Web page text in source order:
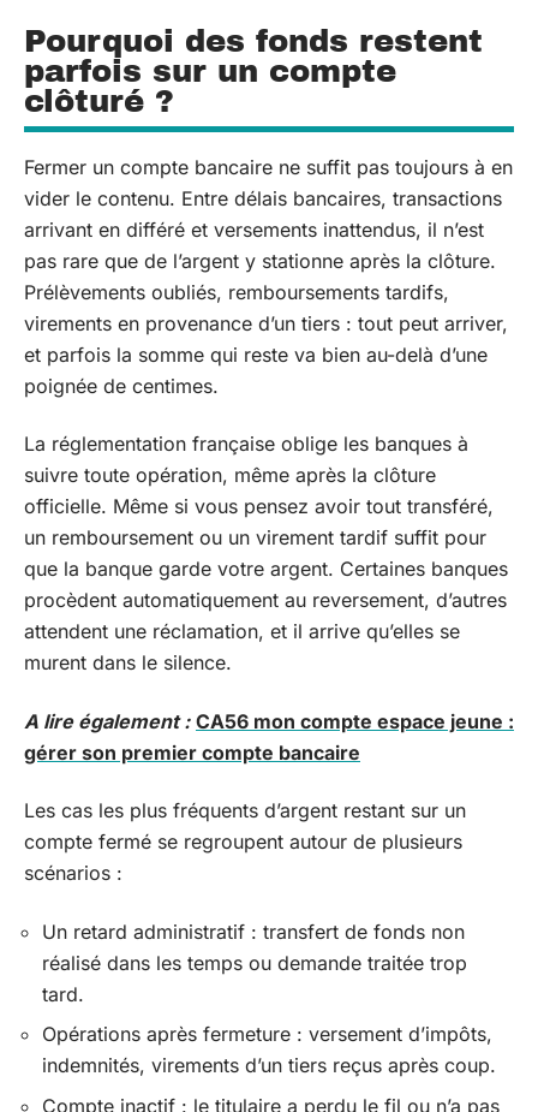
Pourquoi des fonds restent
parfois sur un compte
clôturé ?
Fermer un compte bancaire ne suffit pas toujours à en
vider le contenu. Entre délais bancaires, transactions
arrivant en différé et versements inattendus, il n’est
pas rare que de l’argent y stationne après la clôture.
Prélèvements oubliés, remboursements tardifs,
virements en provenance d’un tiers : tout peut arriver,
et parfois la somme qui reste va bien au-delà d’une
poignée de centimes.
La réglementation française oblige les banques à
suivre toute opération, même après la clôture
officielle. Même si vous pensez avoir tout transféré,
un remboursement ou un virement tardif suffit pour
que la banque garde votre argent. Certaines banques
procèdent automatiquement au reversement, d’autres
attendent une réclamation, et il arrive qu’elles se
murent dans le silence.
A lire également : CA56 mon compte espace jeune :
gérer son premier compte bancaire
Les cas les plus fréquents d’argent restant sur un
compte fermé se regroupent autour de plusieurs
scénarios :
Un retard administratif : transfert de fonds non
réalisé dans les temps ou demande traitée trop
tard.
Opérations après fermeture : versement d’impôts,
indemnités, virements d’un tiers reçus après coup.
Compte inactif : le titulaire a perdu le fil ou n’a pas